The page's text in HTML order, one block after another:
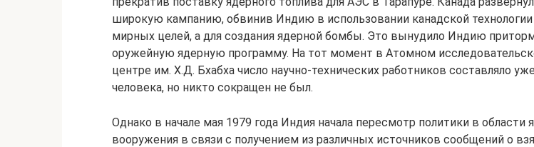
широкую кампанию, обвинив Индию в использовании канадской технологии
мирных целей, а для создания ядерной бомбы. Это вынудило Индию
оружейную ядерную программу. На тот момент в Атомном
центре им. Х.Д. Бхабха число научно-технических работников составляло
человека, но никто сокращен не был.
Однако в начале мая 1979 года Индия начала пересмотр политики в области
вооружения в связи с получением из различных источников сообщений о